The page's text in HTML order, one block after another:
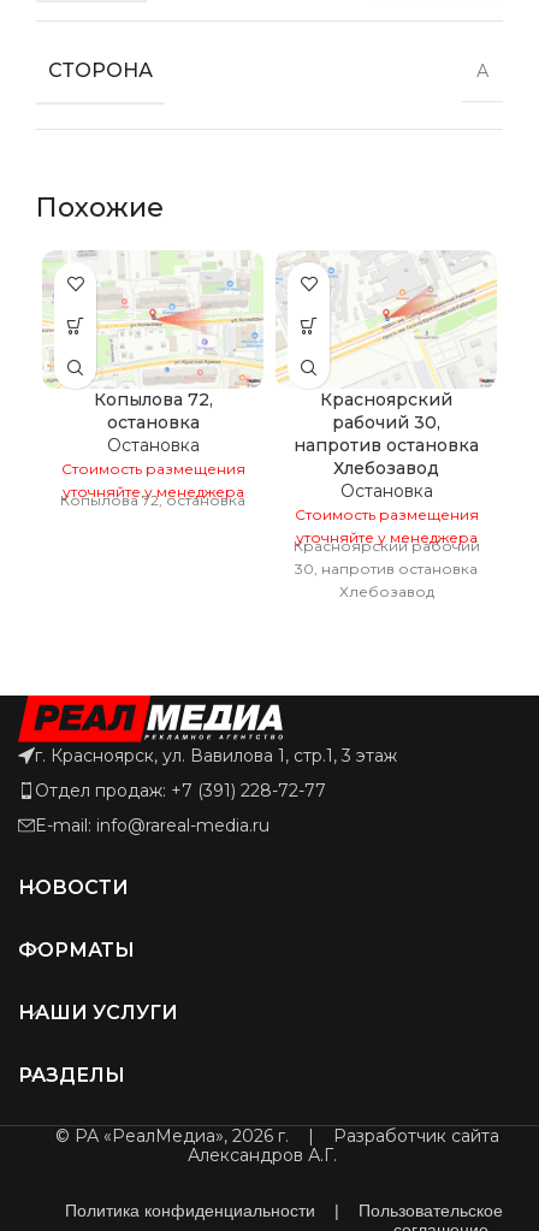
СТОРОНА А
Похожие
Копылова 72,
остановка
Остановка
Стоимость размещения
уточняйте у менеджера
Копылова 72, остановка
Красноярский
рабочий 30,
напротив остановка
Хлебозавод
Остановка
Стоимость размещения
уточняйте у менеджера
Красноярский рабочий
30, напротив остановка
Хлебозавод
г. Красноярск, ул. Вавилова 1, стр.1, 3 этаж
Отдел продаж: +7 (391) 228-72-77
E-mail: info@rareal-media.ru
НОВОСТИ
ФОРМАТЫ
НАШИ УСЛУГИ
РАЗДЕЛЫ
© РА «РеалМедиа», 2026 г. |
Разработчик сайта
Александров А.Г.
Политика конфиденциальности |
Пользовательское